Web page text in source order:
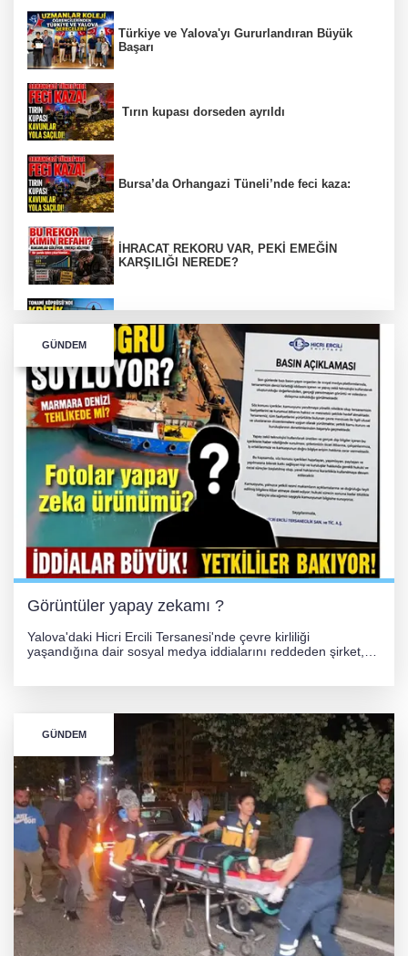
Türkiye ve Yalova'yı Gururlandıran Büyük
Başarı
Tırın kupası dorseden ayrıldı
Bursa’da Orhangazi Tüneli’nde feci kaza:
İHRACAT REKORU VAR, PEKİ EMEĞİN
KARŞILIĞI NEREDE?
TONAMİ KÖPRÜSÜ'NDE PANİK!
GÜNEY MARMARA OTOYOLU İMAR
PLANLARI ASKIDA!
GÜNEY MARMARA OTOYOLU İMAR
PLANLARI ASKIDA!
256 PARÇA ESER ELE GEÇİRİLDİ
GÜNDEM
Görüntüler yapay zekamı ?
Yalova'daki Hicri Ercili Tersanesi'nde çevre kirliliği
yaşandığına dair sosyal medya iddialarını reddeden şirket,
GÜNDEM